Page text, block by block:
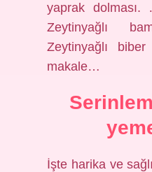
yaprak
Zeytinyağlı
Zeytinyağlı
makale…
İşte harika ve